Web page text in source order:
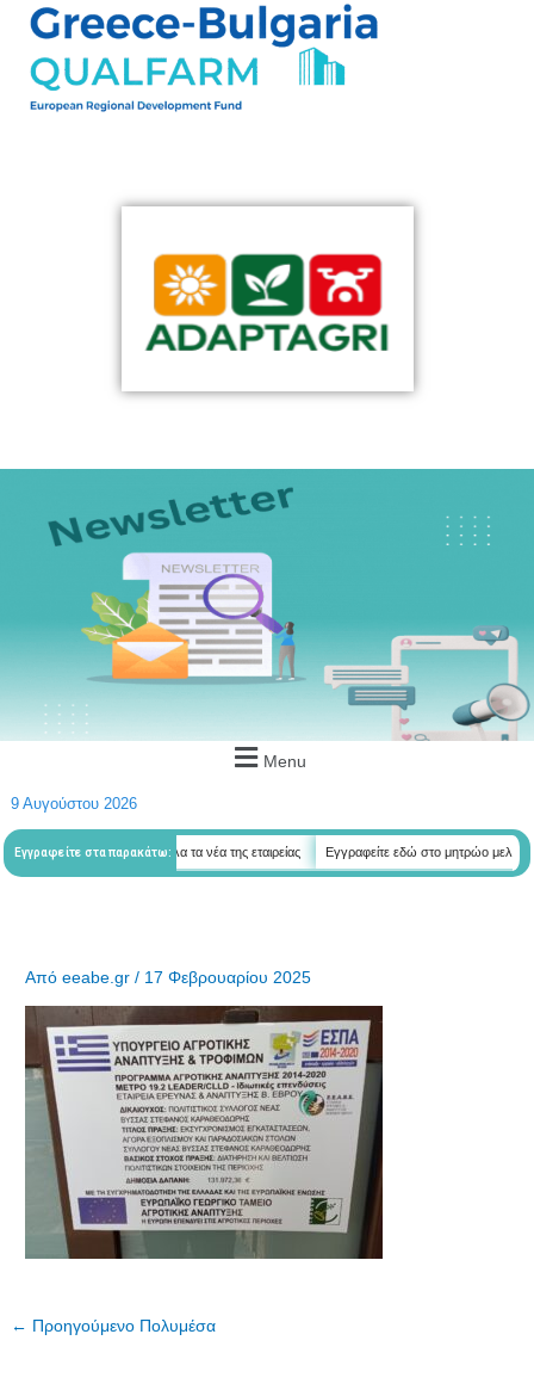
Menu
9 Αυγούστου 2026
Εγγραφείτε στα παρακάτω:
εδώ για να λαμβάνεται όλα τα νέα της εταιρείας Εγγραφείτε εδώ στο μητρώο μελετητών
Απόeeabe.gr/ 17 Φεβρουαρίου 2025
← Προηγούμενο Πολυμέσα